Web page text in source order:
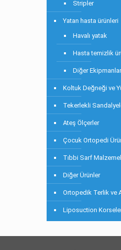
Stripler
Yatan hasta ürünleri
Havalı yatak
Hasta temizlik
Diğer Ekipmanlar
Koltuk Değneği ve
Tekerlekli
Ateş Ölçerler
Çocuk Ortopedi
Tıbbi Sarf
Diğer Ürünler
Ortopedik Terlik ve
Liposuction